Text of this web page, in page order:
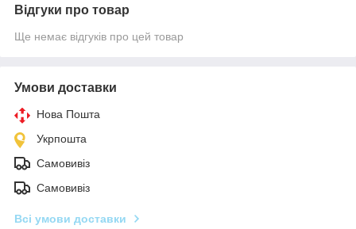
Відгуки про товар
Ще немає відгуків про цей товар
Умови доставки
Нова Пошта
Укрпошта
Самовивіз
Самовивіз
Всі умови доставки